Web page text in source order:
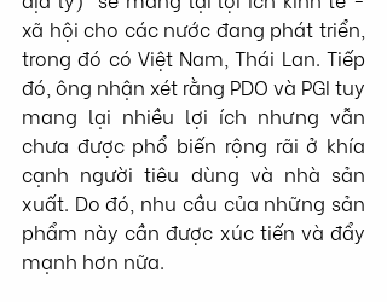
xã hội cho các nước đang phát triển,
trong đó có Việt Nam, Thái Lan. Tiếp
đó, ông nhận xét rằng PDO và PGI tuy
mang lại nhiều lợi ích nhưng vẫn
chưa được phổ biến rộng rãi ở khía
cạnh người tiêu dùng và nhà sản
xuất. Do đó, nhu cầu của những sản
phẩm này cần được xúc tiến và đẩy
mạnh hơn nữa.